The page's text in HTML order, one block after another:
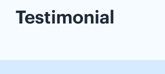
Testimonial